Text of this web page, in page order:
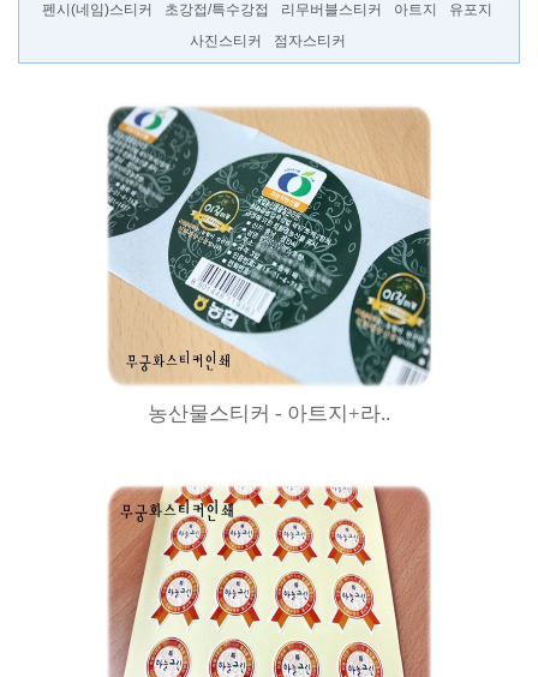
펜시(네임)스티커
초강접/특수강접 리무버블스티커 아트지
유포지
사진스티커
점자스티커
농산물스티커 - 아트지+라..